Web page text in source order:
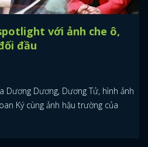
với ảnh che ô,
đầu
Dương Dương, Dương Tử, hình ảnh
Ký cùng ảnh hậu trường của